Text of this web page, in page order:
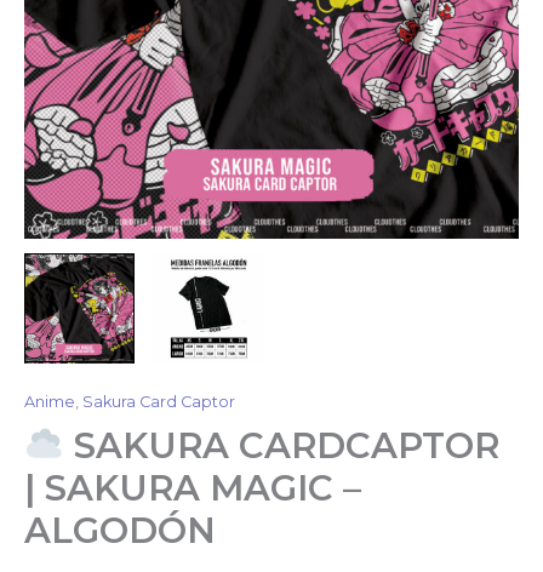
Anime Sakura Card Captor
SAKURA CARDCAPTOR
| SAKURA MAGIC –
ALGODÓN